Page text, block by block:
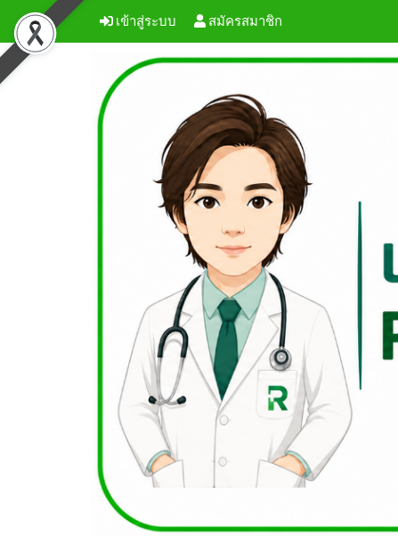
เข้าสู่ระบบ สมัครสมาชิก